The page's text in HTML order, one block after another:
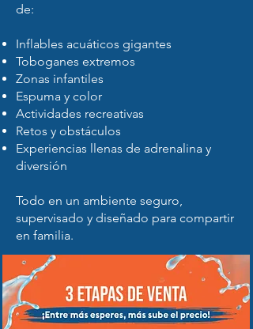
de:
Inflables acuáticos gigantes
Toboganes extremos
Zonas infantiles
Espuma y color
Actividades recreativas
Retos y obstáculos
Experiencias llenas de adrenalina y
diversión
Todo en un ambiente seguro,
supervisado y diseñado para compartir
en familia.